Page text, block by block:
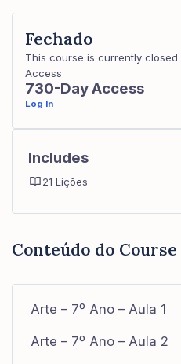
Conteúdo do Course
Arte – 7º Ano – Aula 1
Arte – 7º Ano – Aula 2
Fechado
This course is currently closed
Access
730-Day Access
Log In
Includes
21 Lições